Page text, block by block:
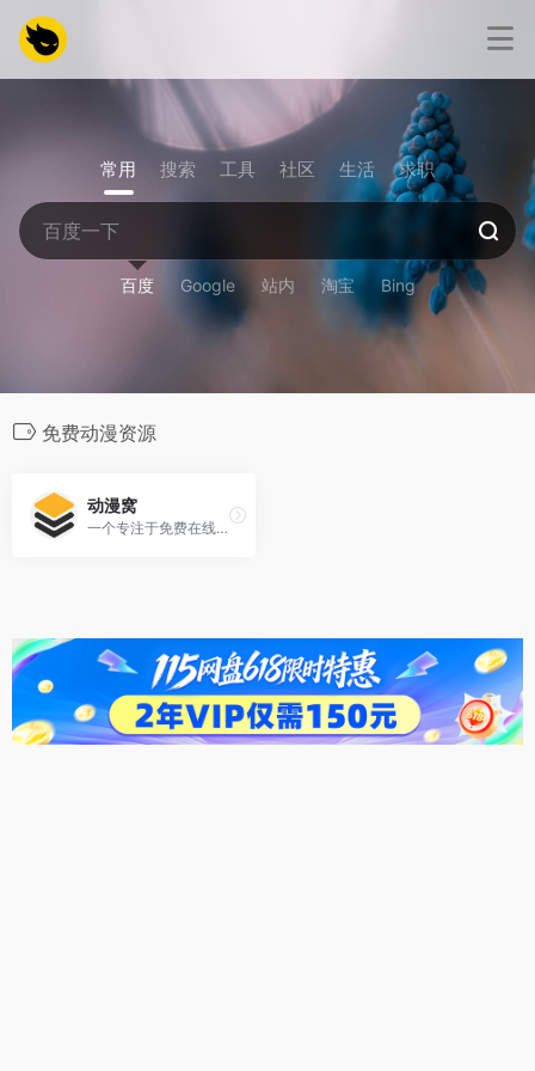
常用 搜索 工具 社区 生活 求职
百度 Google 站内 淘宝 Bing
免费动漫资源
动漫窝
一个专注于免费在线动漫播放的综合平台，提供海量优质动漫资源，覆盖经典日漫、最新国产动画及各种类型番剧。